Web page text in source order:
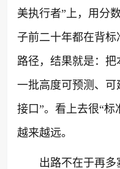
美执行者”上，用分
子前二十年都在背
路径，结果就是：
一批高度可预测、
接口”。看上去很“标
越来越远。
出路不在于再多